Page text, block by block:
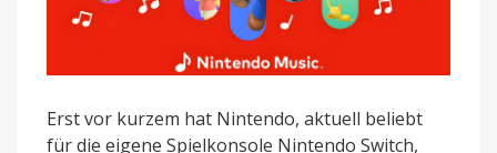
Erst vor kurzem hat Nintendo, aktuell beliebt
für die eigene Spielkonsole Nintendo Switch,